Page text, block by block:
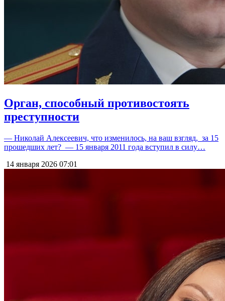
Орган, способный противостоять
преступности
— Николай Алексеевич, что изменилось, на ваш взгляд, за 15
прошедших лет? — 15 января 2011 года вступил в силу…
14 января 2026 07:01